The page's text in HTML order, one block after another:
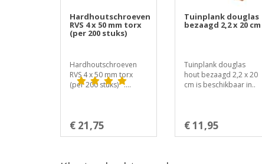
Hardhoutschroeven
RVS 4 x 50 mm torx
(per 200 stuks)
Hardhoutschroeven
RVS 4 x 50 mm torx
(per 200 stuks) ....
€ 21,75
Tuinplank douglas
bezaagd 2,2 x 20 cm
Tuinplank douglas
hout bezaagd 2,2 x 20
cm is beschikbaar in..
€ 11,95